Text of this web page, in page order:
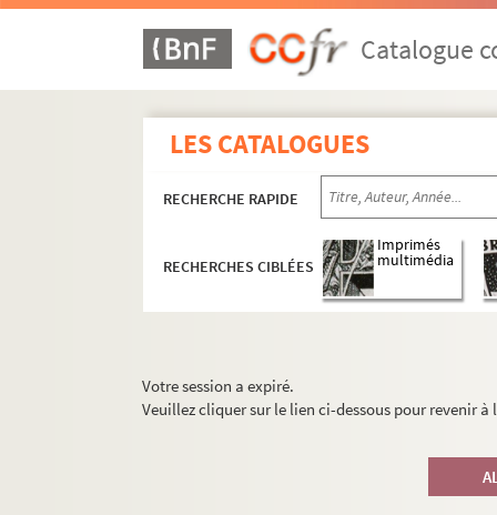
Catalogue
LES CATALOGUES
RECHERCHE RAPIDE
RECHERCHES CIBLÉES
Imprimés
multimédia
Votre session a expiré.
Veuillez cliquer sur le lien ci-dessous pour revenir